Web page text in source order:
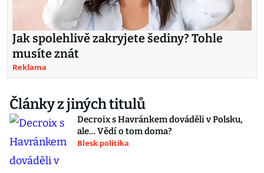
Jak spolehlivě zakryjete šediny? Tohle
musíte znát
Reklama
Články z jiných titulů
Decroix s Havránkem dováděli v Polsku,
ale… Vědí o tom doma?
Blesk politika